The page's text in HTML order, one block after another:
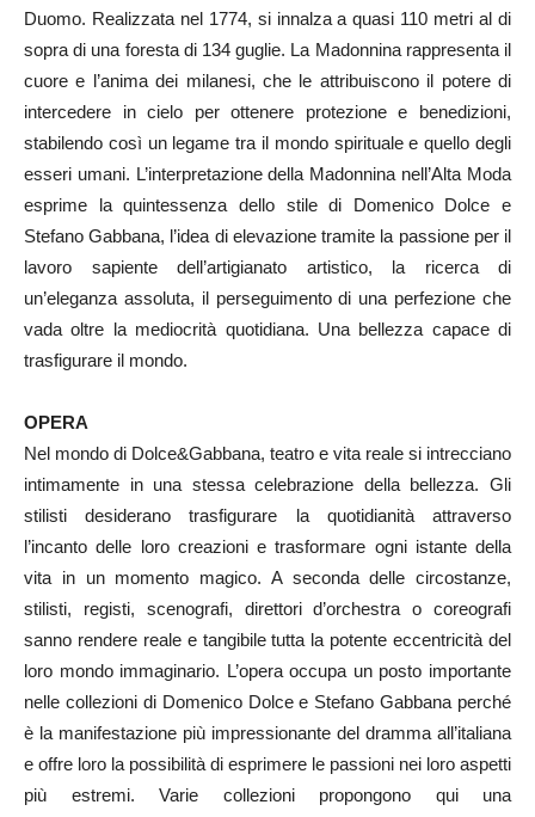
Duomo. Realizzata nel 1774, si innalza a quasi 110 metri al di
sopra di una foresta di 134 guglie. La Madonnina rappresenta il
cuore e l’anima dei milanesi, che le attribuiscono il potere di
intercedere in cielo per ottenere protezione e benedizioni,
stabilendo così un legame tra il mondo spirituale e quello degli
esseri umani. L’interpretazione della Madonnina nell’Alta Moda
esprime la quintessenza dello stile di Domenico Dolce e
Stefano Gabbana, l’idea di elevazione tramite la passione per il
lavoro sapiente dell’artigianato artistico, la ricerca di
un’eleganza assoluta, il perseguimento di una perfezione che
vada oltre la mediocrità quotidiana. Una bellezza capace di
trasfigurare il mondo.
OPERA
Nel mondo di Dolce&Gabbana, teatro e vita reale si intrecciano
intimamente in una stessa celebrazione della bellezza. Gli
stilisti desiderano trasfigurare la quotidianità attraverso
l’incanto delle loro creazioni e trasformare ogni istante della
vita in un momento magico. A seconda delle circostanze,
stilisti, registi, scenografi, direttori d’orchestra o coreografi
sanno rendere reale e tangibile tutta la potente eccentricità del
loro mondo immaginario. L’opera occupa un posto importante
nelle collezioni di Domenico Dolce e Stefano Gabbana perché
è la manifestazione più impressionante del dramma all’italiana
e offre loro la possibilità di esprimere le passioni nei loro aspetti
più estremi. Varie collezioni propongono qui una